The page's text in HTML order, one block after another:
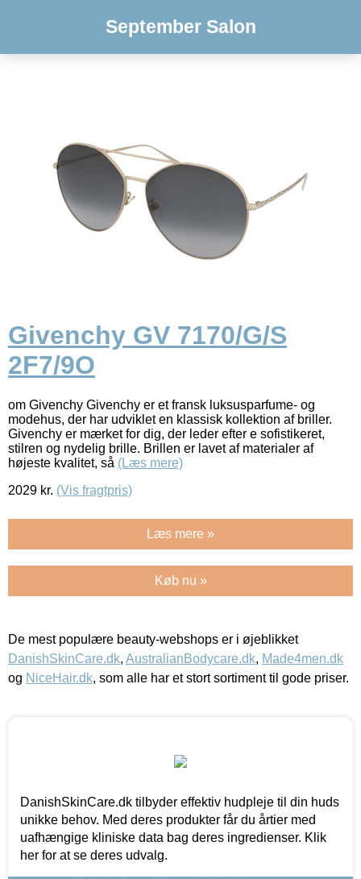
September Salon
Givenchy GV 7170/G/S
2F7/9O
om Givenchy Givenchy er et fransk luksusparfume- og
modehus, der har udviklet en klassisk kollektion af briller.
Givenchy er mærket for dig, der leder efter e sofistikeret,
stilren og nydelig brille. Brillen er lavet af materialer af
højeste kvalitet, så (Læs mere)
2029 kr. (Vis fragtpris)
Læs mere »
Køb nu »
De mest populære beauty-webshops er i øjeblikket
DanishSkinCare.dk, AustralianBodycare.dk, Made4men.dk
og NiceHair.dk, som alle har et stort sortiment til gode priser.
DanishSkinCare.dk tilbyder effektiv hudpleje til din huds
unikke behov. Med deres produkter får du årtier med
uafhængige kliniske data bag deres ingredienser. Klik
her for at se deres udvalg.